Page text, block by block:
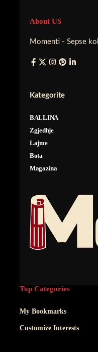
About US
Momenti - Sepse
Kategorite
BALLINA
Zgjedhje
Lajme
Bota
Magazina
Top Categories
My Bookmarks
Customize Interests